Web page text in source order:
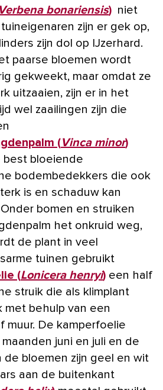
Verbena bonariensis) niet
zijn er gek op,
zijn dol op IJzerhard.
paarse bloemen wordt
gekweekt, maar omdat ze
uitzaaien, zijn er in het
wel zaailingen zijn die
(Vinca minor)
best bloeiende
bodembedekkers die ook
is en schaduw kan
bomen en struiken
het onkruid weg,
de plant in veel
tuinen gebruikt
(Lonicera henryi) een half
struik die als klimplant
met behulp van een
muur. De kamperfoelie
juni en juli en de
de bloemen zijn geel en wit
aan de buitenkant